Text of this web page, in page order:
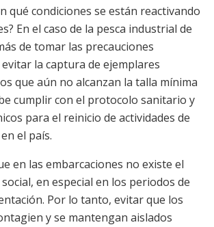
qué condiciones se están reactivando
En el caso de la pesca industrial de
de tomar las precauciones
la captura de ejemplares
que aún no alcanzan la talla mínima
cumplir con el protocolo sanitario y
para el reinicio de actividades de
el país.
en las embarcaciones no existe el
en especial en los periodos de
Por lo tanto, evitar que los
y se mantengan aislados